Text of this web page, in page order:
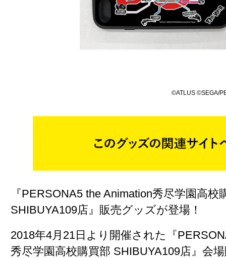
©ATLUS ©SEGA/
『PERSONA5 the Animation秀尽学園高校
SHIBUYA109店』販売グッズが登場！
2018年4月21日より開催された『
秀尽学園高校購買部 SHIBUYA109店』会